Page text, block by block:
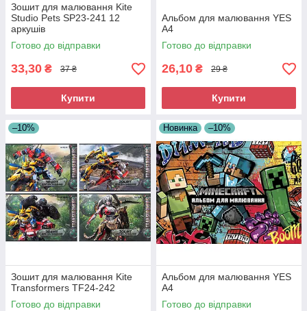
Зошит для малювання Kite
Studio Pets SP23-241 12
аркушів
Готово до відправки
33,30 ₴ 37 ₴
Купити
Альбом для малювання YES
А4
Готово до відправки
26,10 ₴ 29 ₴
Купити
–10%
Зошит для малювання Kite
Transformers TF24-242
Готово до відправки
Новинка –10%
Альбом для малювання YES
А4
Готово до відправки